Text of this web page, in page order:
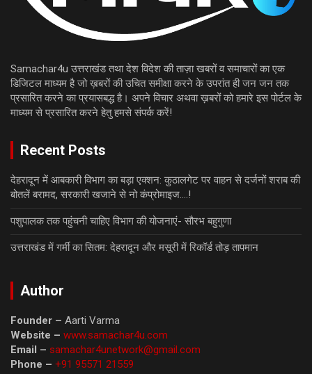
Samachar4u उत्तराखंड तथा देश विदेश की ताज़ा खबरों व समाचारों का एक
डिजिटल माध्यम है जो ख़बरों की उचित समीक्षा करने के उपरांत ही जन जन तक
प्रसारित करने का प्रयासबद्ध है। अपने विचार अथवा ख़बरों को हमारे इस पोर्टल के
माध्यम से प्रसारित करने हेतु हमसे संपर्क करें!
Recent Posts
देहरादून में आबकारी विभाग का बड़ा एक्शन: कुठालगेट पर वाहन से दर्जनों शराब की
बोतलें बरामद, सरकारी खजाने से नो कंप्रोमाइज….!
पशुपालक तक पहुंचनी चाहिए विभाग की योजनाएं- सौरभ बहुगुणा
उत्तराखंड में गर्मी का सितम: देहरादून और मसूरी में रिकॉर्ड तोड़ तापमान
Author
Founder – Aarti Varma
Website – www.samachar4u.com
Email – samachar4unetwork@gmail.com
Phone – +91 95571 21559